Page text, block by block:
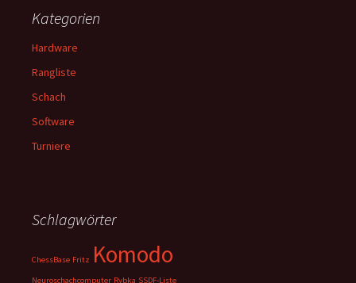
Kategorien
Hardware
Rangliste
Schach
Software
Turniere
Schlagwörter
ChessBase Fritz Komodo
Neuroschachcomputer Rybka SSDF-Liste